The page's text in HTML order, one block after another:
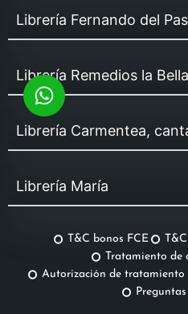
Librería Fernando del
Librería Remedios la Bella
Librería Carmentea,
Librería María
T&C bonos FCE
Tratamiento de
Autorización de tratamiento